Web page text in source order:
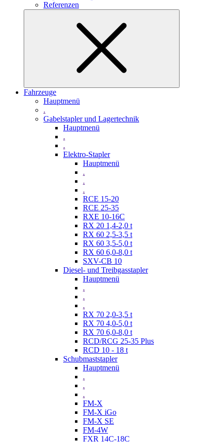
Referenzen
Fahrzeuge
Hauptmenü
.
Gabelstapler und Lagertechnik
Hauptmenü
.
.
Elektro-Stapler
Hauptmenü
.
.
.
RCE 15-20
RCE 25-35
RXE 10-16C
RX 20 1,4-2,0 t
RX 60 2,5-3,5 t
RX 60 3,5-5,0 t
RX 60 6,0-8,0 t
SXV-CB 10
Diesel- und Treibgasstapler
Hauptmenü
.
.
.
RX 70 2,0-3,5 t
RX 70 4,0-5,0 t
RX 70 6,0-8,0 t
RCD/RCG 25-35 Plus
RCD 10 - 18 t
Schubmaststapler
Hauptmenü
.
.
.
FM-X
FM-X iGo
FM-X SE
FM-4W
FXR 14C-18C